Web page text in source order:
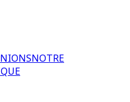
NOTRE